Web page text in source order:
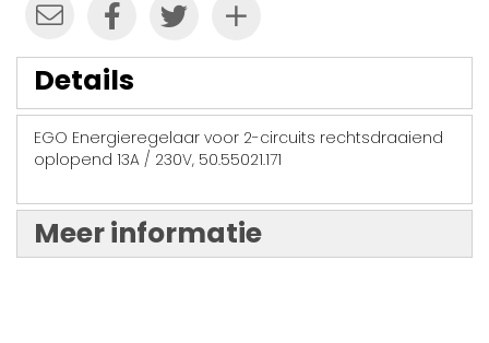
Details
EGO Energieregelaar voor 2-circuits rechtsdraaiend
oplopend 13A / 230V, 50.55021.171
Meer informatie